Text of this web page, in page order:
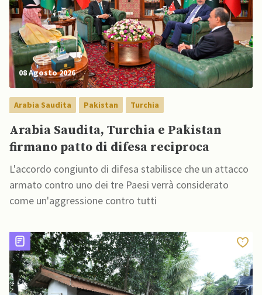
08 Agosto 2026
Arabia Saudita Pakistan Turchia
Arabia Saudita, Turchia e Pakistan
firmano patto di difesa reciproca
L'accordo congiunto di difesa stabilisce che un attacco
armato contro uno dei tre Paesi verrà considerato
come un'aggressione contro tutti